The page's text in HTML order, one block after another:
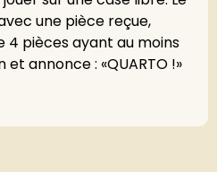
une pièce reçue,
4 pièces ayant au moins
annonce : «QUARTO !»